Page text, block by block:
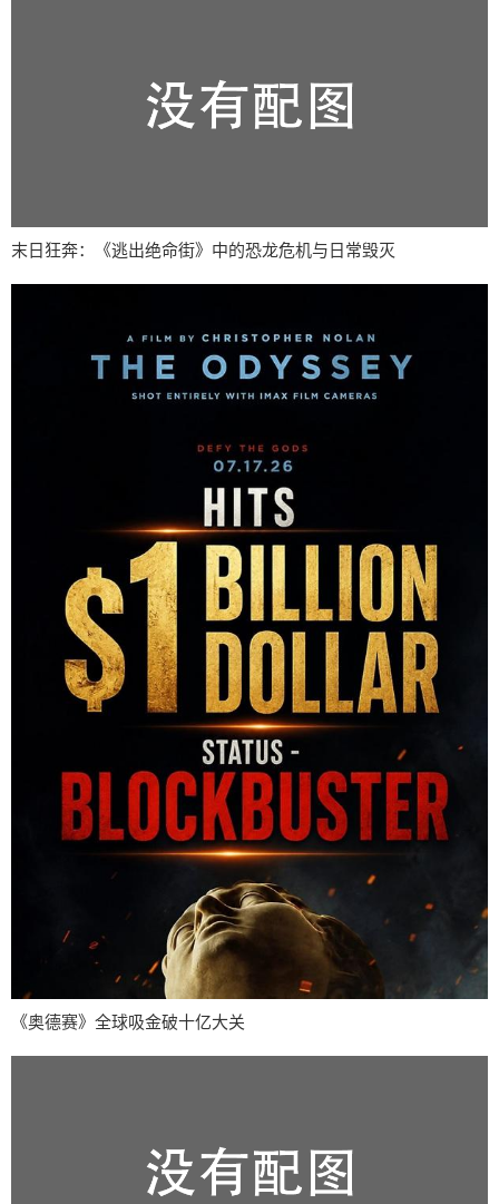
末日狂奔：《逃出绝命街》中的恐龙危机与日常毁灭
《奥德赛》全球吸金破十亿大关